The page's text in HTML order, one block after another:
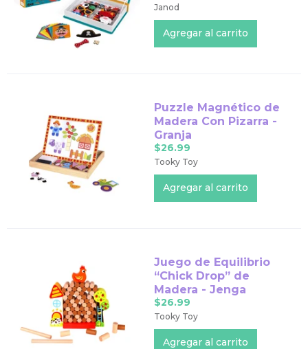
Janod
Puzzle Magnético de
Madera Con Pizarra -
Granja
$26.99
Tooky Toy
Juego de Equilibrio
“Chick Drop” de
Madera - Jenga
$26.99
Tooky Toy